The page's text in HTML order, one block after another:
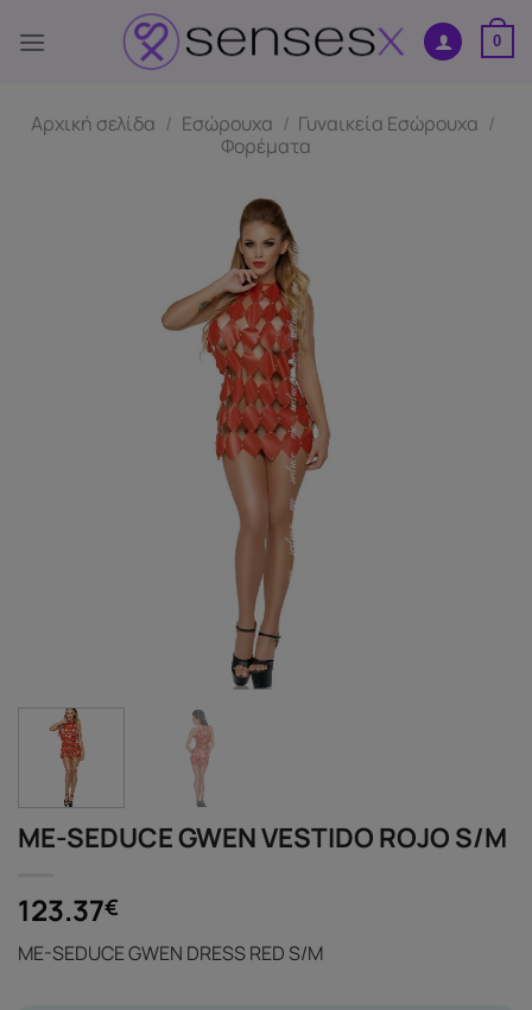
στο
0
Αρχική σελίδα / Εσώρουχα / Γυναικεία Εσώρουχα /
Φορέματα
ME-SEDUCE GWEN VESTIDO ROJO S/M
123.37€
ME-SEDUCE GWEN DRESS RED S/M